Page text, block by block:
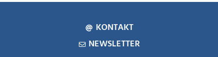
KONTAKT
NEWSLETTER